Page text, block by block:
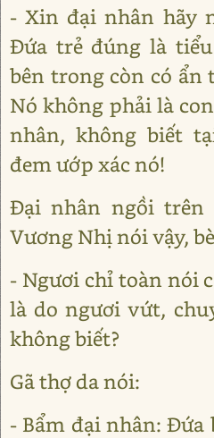
- Xin đại nhân hãy
Đứa trẻ đúng là
bên trong còn có ẩn
Nó không phải là
nhân, không biết
đem ướp xác nó!
Đại nhân ngồi trên
Vương Nhị nói vậy,
- Ngươi chỉ toàn nói
là do ngươi vứt,
không biết?
Gã thợ da nói:
- Bẩm đại nhân: Đứa